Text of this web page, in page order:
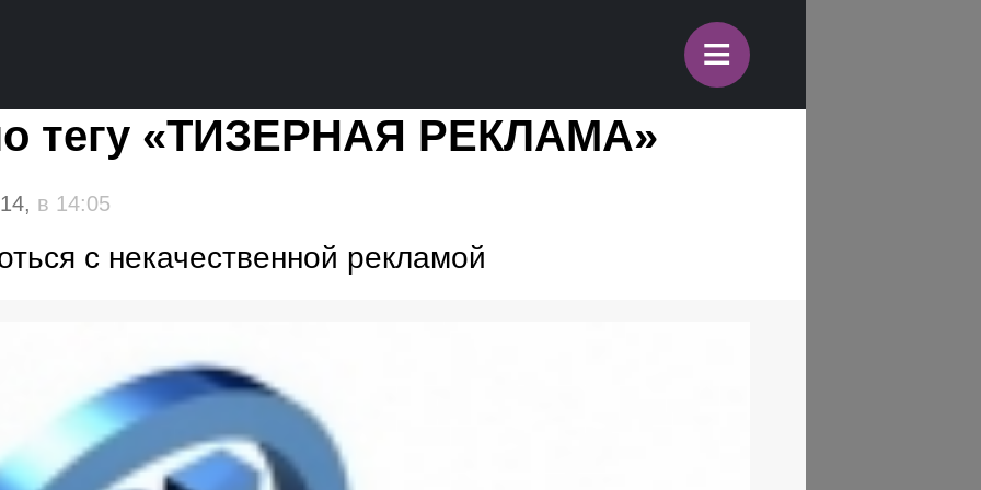
≡
тегу «ТИЗЕРНАЯ РЕКЛАМА»
в 14:05
с некачественной рекламой